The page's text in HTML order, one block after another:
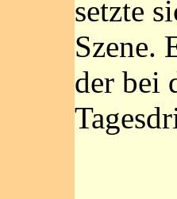
setzte
Szene.
der bei